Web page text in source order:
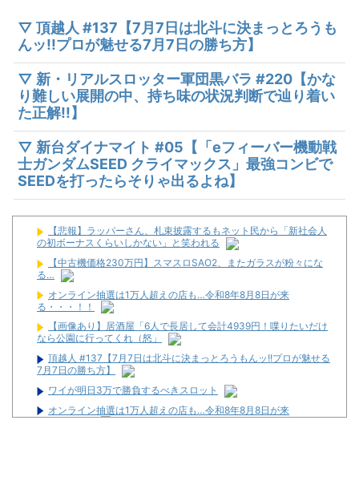
▽ 頂越人 #137【7月7日は北斗に決まっとろうも
んッ!!プロが魅せる7月7日の勝ち方】
▽ 新・リアルスロッター軍団黒バラ #220【かな
り難しい展開の中、持ち味の状況判断で辿り着い
た正解!!】
▽ 新台ダイナマイト #05【「eフィーバー機動戦
士ガンダムSEED クライマックス」最強コンビで
SEEDを打ったらそりゃ出るよね】
【悲報】ラッパーさん、札束披露するもネット民から「新社会人
の初ボーナスくらいしかない」と笑われる
【中古機価格230万円】スマスロSAO2、またガラスが粉々にな
る…
オンライン抽選は1万人超えの店も…令和8年8月8日が来
る・・・！！
【画像あり】居酒屋「6人で長居して会計4939円！喋りたいだけ
なら公園に行ってくれ（怒」
頂越人 #137【7月7日は北斗に決まっとろうもんッ!!プロが魅せる
7月7日の勝ち方】
ワイが明日3万で勝負するべきスロット
オンライン抽選は1万人超えの店も…令和8年8月8日が来
る・・・！！